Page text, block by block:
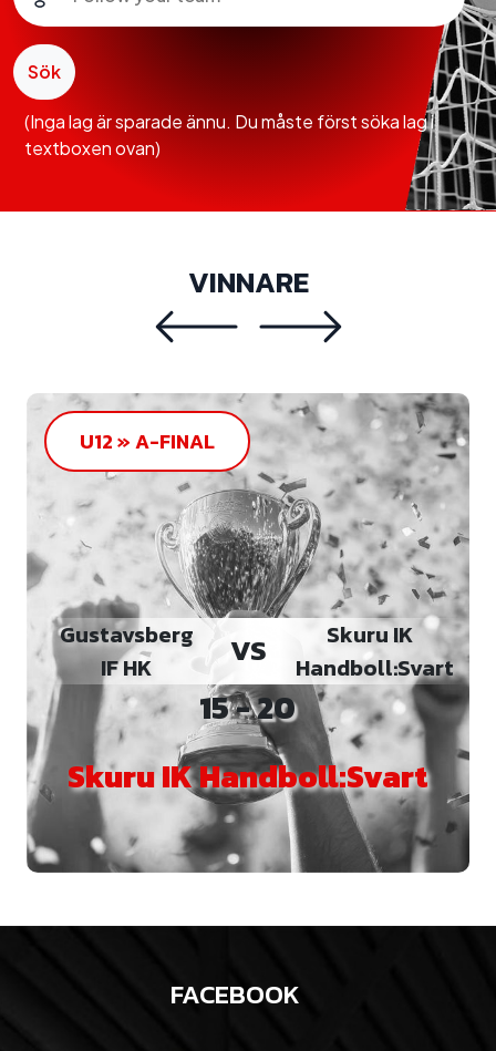
Sök
(Inga lag är sparade ännu. Du måste först söka lag i
textboxen ovan)
VINNARE
U12 » A-FINAL
Gustavsberg
IF HK
VS
Skuru IK
Handboll:Svart
15 - 20
Skuru IK Handboll:Svart
FACEBOOK